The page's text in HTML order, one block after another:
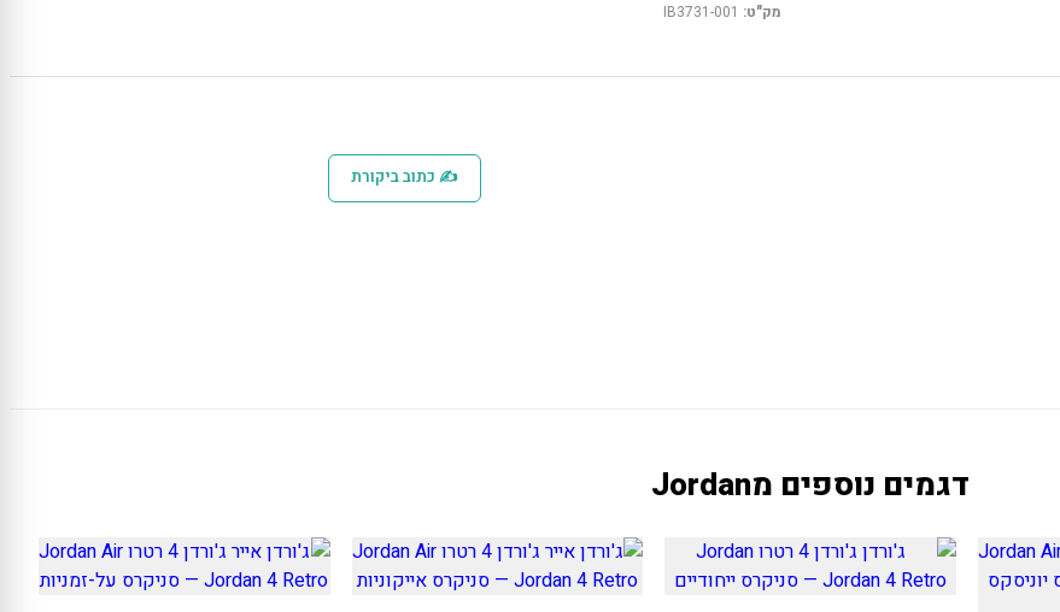
מק"ט: IB3731-001
✍ כתוב ביקורת
דגמים נוספים מJordan